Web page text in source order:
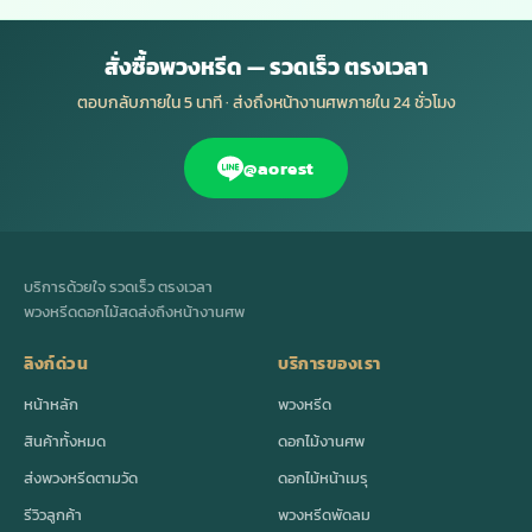
สั่งซื้อพวงหรีด — รวดเร็ว ตรงเวลา
ตอบกลับภายใน 5 นาที · ส่งถึงหน้างานศพภายใน 24 ชั่วโมง
@aorest
บริการด้วยใจ รวดเร็ว ตรงเวลา
พวงหรีดดอกไม้สดส่งถึงหน้างานศพ
ลิงก์ด่วน
หน้าหลัก
สินค้าทั้งหมด
ส่งพวงหรีดตามวัด
รีวิวลูกค้า
บริการของเรา
พวงหรีด
ดอกไม้งานศพ
ดอกไม้หน้าเมรุ
พวงหรีดพัดลม